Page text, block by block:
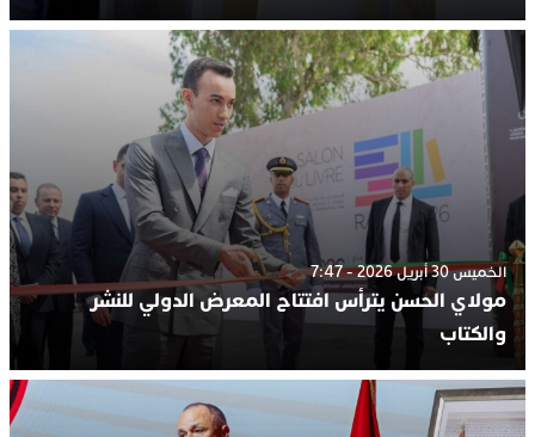
الخميس 30 أبريل 2026 - 7:47
مولاي الحسن يترأس افتتاح المعرض الدولي للنشر
والكتاب